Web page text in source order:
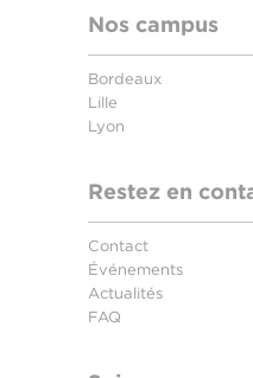
Nos campus
Bordeaux
Lille
Lyon
Restez en
Contact
Événements
Actualités
FAQ